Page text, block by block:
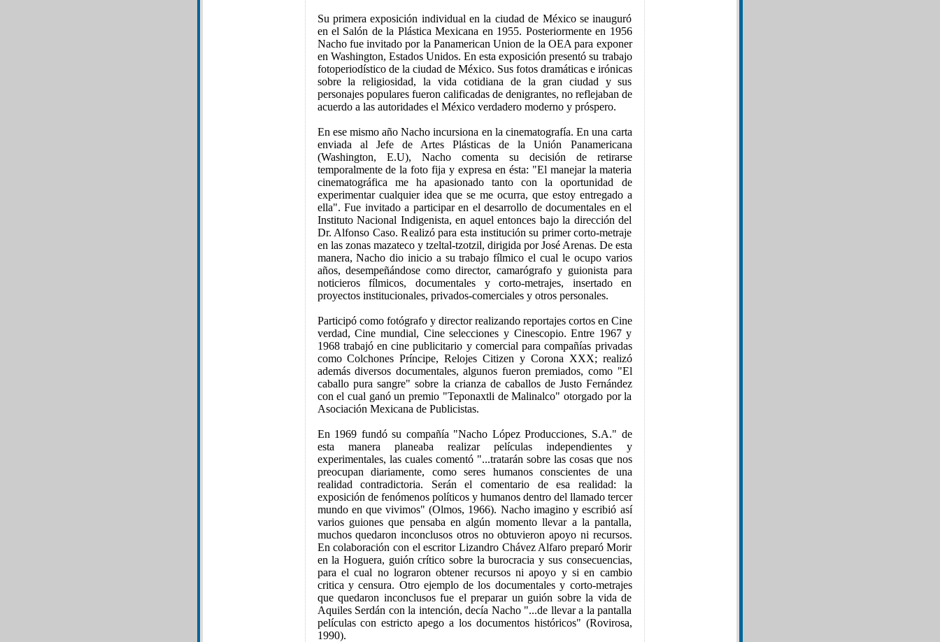
Su primera exposición individual en la ciudad de México se inauguró
en el Salón de la Plástica Mexicana en 1955. Posteriormente en 1956
Nacho fue invitado por la Panamerican Union de la OEA para exponer
en Washington, Estados Unidos. En esta exposición presentó su trabajo
fotoperiodístico de la ciudad de México. Sus fotos dramáticas e irónicas
sobre la religiosidad, la vida cotidiana de la gran ciudad y sus
personajes populares fueron calificadas de denigrantes, no reflejaban de
acuerdo a las autoridades el México verdadero moderno y próspero.
En ese mismo año Nacho incursiona en la cinematografía. En una carta
enviada al Jefe de Artes Plásticas de la Unión Panamericana
(Washington, E.U), Nacho comenta su decisión de retirarse
temporalmente de la foto fija y expresa en ésta: "El manejar la materia
cinematográfica me ha apasionado tanto con la oportunidad de
experimentar cualquier idea que se me ocurra, que estoy entregado a
ella". Fue invitado a participar en el desarrollo de documentales en el
Instituto Nacional Indigenista, en aquel entonces bajo la dirección del
Dr. Alfonso Caso. Realizó para esta institución su primer corto-metraje
en las zonas mazateco y tzeltal-tzotzil, dirigida por José Arenas. De esta
manera, Nacho dio inicio a su trabajo fílmico el cual le ocupo varios
años, desempeñándose como director, camarógrafo y guionista para
noticieros fílmicos, documentales y corto-metrajes, insertado en
proyectos institucionales, privados-comerciales y otros personales.
Participó como fotógrafo y director realizando reportajes cortos en Cine
verdad, Cine mundial, Cine selecciones y Cinescopio. Entre 1967 y
1968 trabajó en cine publicitario y comercial para compañías privadas
como Colchones Príncipe, Relojes Citizen y Corona XXX; realizó
además diversos documentales, algunos fueron premiados, como "El
caballo pura sangre" sobre la crianza de caballos de Justo Fernández
con el cual ganó un premio "Teponaxtli de Malinalco" otorgado por la
Asociación Mexicana de Publicistas.
En 1969 fundó su compañía "Nacho López Producciones, S.A." de
esta manera planeaba realizar películas independientes y
experimentales, las cuales comentó "...tratarán sobre las cosas que nos
preocupan diariamente, como seres humanos conscientes de una
realidad contradictoria. Serán el comentario de esa realidad: la
exposición de fenómenos políticos y humanos dentro del llamado tercer
mundo en que vivimos" (Olmos, 1966). Nacho imagino y escribió así
varios guiones que pensaba en algún momento llevar a la pantalla,
muchos quedaron inconclusos otros no obtuvieron apoyo ni recursos.
En colaboración con el escritor Lizandro Chávez Alfaro preparó Morir
en la Hoguera, guión crítico sobre la burocracia y sus consecuencias,
para el cual no lograron obtener recursos ni apoyo y si en cambio
critica y censura. Otro ejemplo de los documentales y corto-metrajes
que quedaron inconclusos fue el preparar un guión sobre la vida de
Aquiles Serdán con la intención, decía Nacho "...de llevar a la pantalla
películas con estricto apego a los documentos históricos" (Rovirosa,
1990).